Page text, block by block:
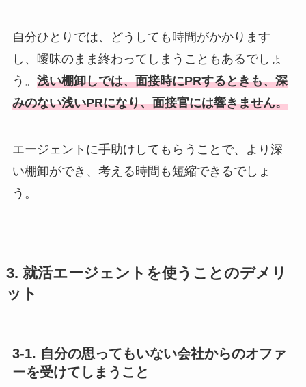
自分ひとりでは、どうしても時間がかかります
し、曖昧のまま終わってしまうこともあるでしょ
う。 浅い棚卸しでは、面接時にPRするときも、深
みのない浅いPRになり、面接官には響きません。
エージェントに手助けしてもらうことで、より深
い棚卸ができ、考える時間も短縮できるでしょ
う。
3. 就活エージェントを使うことのデメリ
ット
3-1. 自分の思ってもいない会社からのオファ
ーを受けてしまうこと